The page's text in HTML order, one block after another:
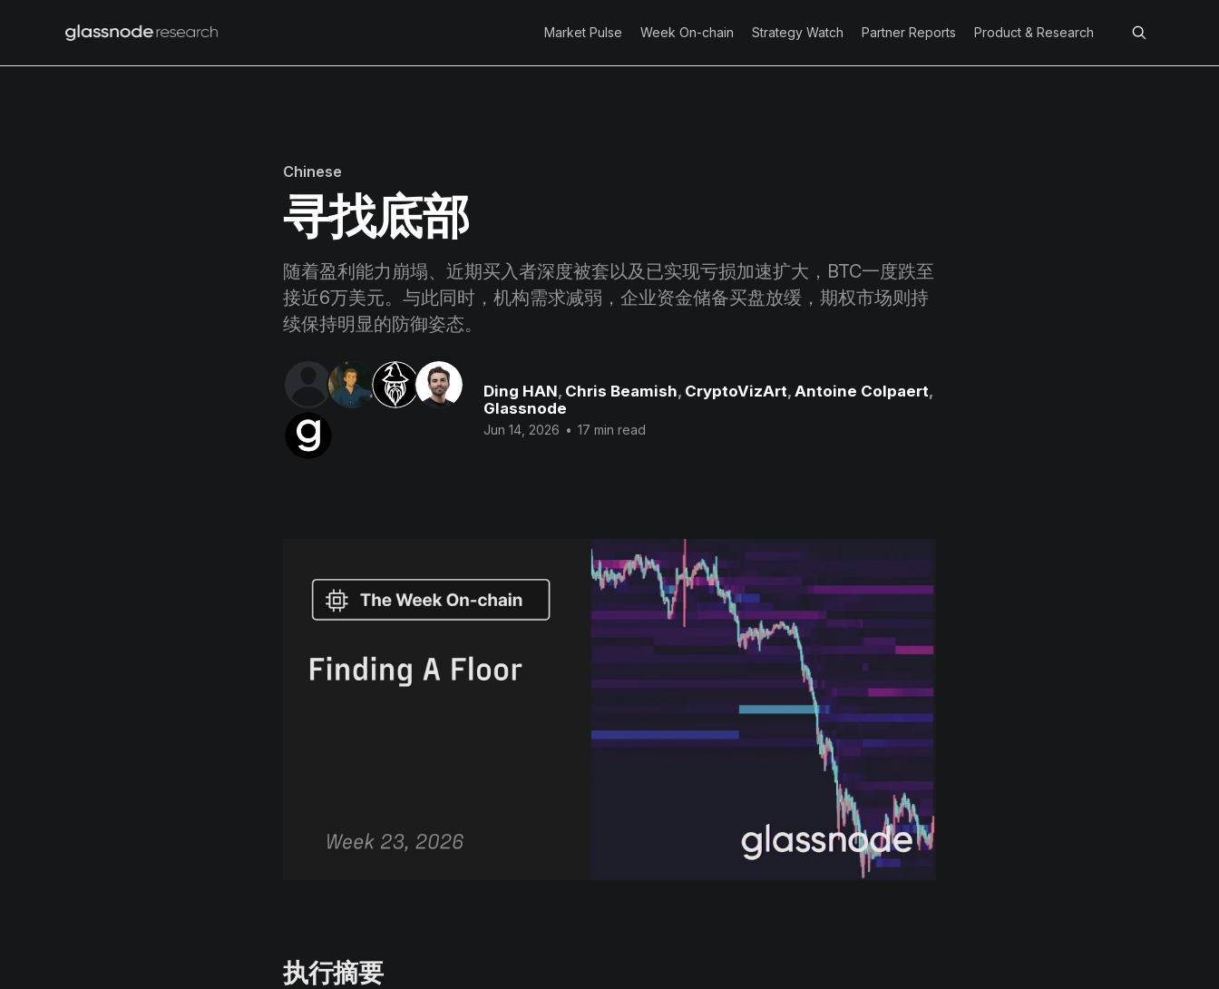
Market Pulse Week On-chain Strategy Watch Partner Reports Product & Research
Chinese
寻找底部
随着盈利能力崩塌、近期买入者深度被套以及已实现亏损加速扩大，BTC一度跌至
接近6万美元。与此同时，机构需求减弱，企业资金储备买盘放缓，期权市场则持
续保持明显的防御姿态。
Ding HAN, Chris Beamish, CryptoVizArt, Antoine Colpaert,
Glassnode
Jun 14, 2026 • 17 min read
执行摘要